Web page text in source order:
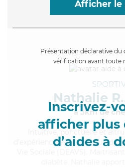
Afficher le
Présentation déclarative du
vérification avant toute
Inscrivez-
afficher plus
d’aides à
Nathalie
à 5km de
, ponctuelle et
d'expérience et possède un